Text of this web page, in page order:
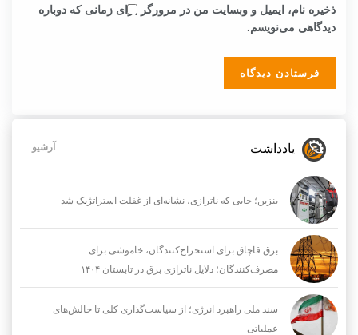
ذخیره نام، ایمیل و وبسایت من در مرورگر برای زمانی که دوباره
دیدگاهی می‌نویسم.
یادداشت آرشیو
بنزین؛ جایی که ناترازی، نشانه‌ای از غفلت استراتژیک شد
برق قاچاق برای استخراج‌کنندگان، خاموشی برای
مصرف‌کنندگان؛ دلایل ناترازی برق در تابستان ۱۴۰۴
سند ملی راهبرد انرژی؛ از سیاست‌گذاری کلی تا چالش‌های
عملیاتی